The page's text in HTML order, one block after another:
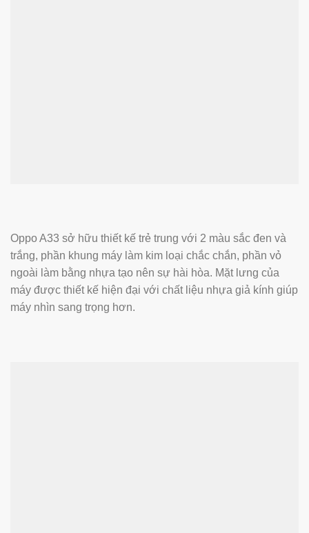
Oppo A33 sở hữu thiết kế trẻ trung với 2 màu sắc đen và
trắng, phần khung máy làm kim loại chắc chắn, phần vỏ
ngoài làm bằng nhựa tạo nên sự hài hòa. Mặt lưng của
máy được thiết kế hiện đại với chất liệu nhựa giả kính giúp
máy nhìn sang trọng hơn.